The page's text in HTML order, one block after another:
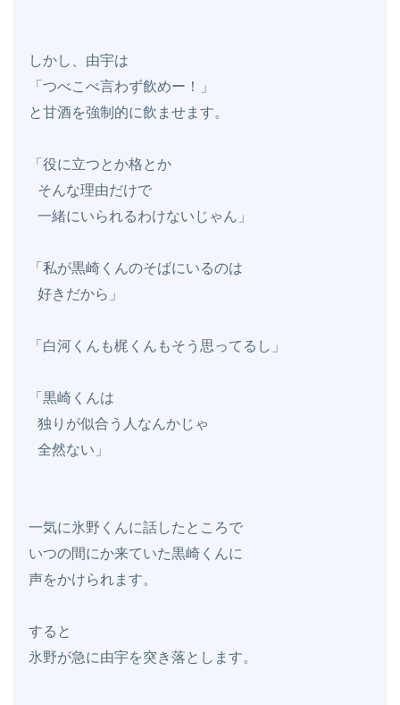
しかし、由宇は
「つべこべ言わず飲めー！」
と甘酒を強制的に飲ませます。
「役に立つとか格とか
「私が黒崎くんのそばにいるのは
「白河くんも梶くんもそう思ってるし」
「黒崎くんは
一気に氷野くんに話したところで
いつの間にか来ていた黒崎くんに
声をかけられます。
すると
氷野が急に由宇を突き落とします。